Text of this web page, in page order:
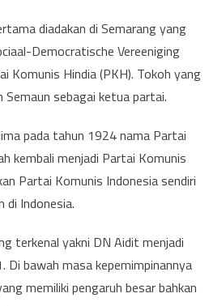
diadakan di Semarang yang
Democratische Vereeniging
Komunis Hindia (PKH). Tokoh yang
sebagai ketua partai.
pada tahun 1924 nama Partai
kembali menjadi Partai Komunis
Partai Komunis Indonesia sendiri
di Indonesia.
terkenal yakni DN Aidit menjadi
bawah masa kepemimpinannya
memiliki pengaruh besar bahkan